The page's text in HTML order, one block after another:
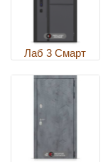
Лаб 3 Смарт